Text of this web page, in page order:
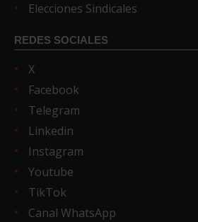
Elecciones Sindicales
REDES SOCIALES
X
Facebook
Telegram
Linkedin
Instagram
Youtube
TikTok
Canal WhatsApp